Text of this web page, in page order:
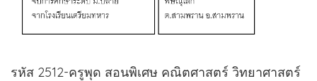
รหัส 2512-ครูพุด สอนพิเศษ คณิตศาสตร์ วิทยาศาสตร์